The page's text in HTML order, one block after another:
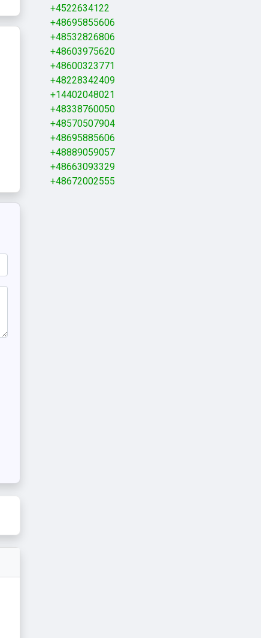
+4522634122
+48695855606
+48532826806
+48603975620
+48600323771
+48228342409
+14402048021
+48338760050
+48570507904
+48695885606
+48889059057
+48663093329
+48672002555